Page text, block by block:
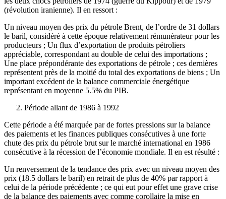
(révolution iranienne). Il en ressort :
Un niveau moyen des prix du pétrole Brent, de l’ordre de 31 dollars
le baril, considéré à cette époque relativement rémunérateur pour les
producteurs ; Un flux d’exportation de produits pétroliers
appréciable, correspondant au double de celui des importations ;
Une place prépondérante des exportations de pétrole ; ces dernières
représentent près de la moitié du total des exportations de biens ; Un
important excédent de la balance commerciale énergétique
représentant en moyenne 5.5% du PIB.
Période allant de 1986 à 1992
Cette période a été marquée par de fortes pressions sur la balance
des paiements et les finances publiques consécutives à une forte
chute des prix du pétrole brut sur le marché international en 1986
consécutive à la récession de l’économie mondiale. Il en est résulté :
Un renversement de la tendance des prix avec un niveau moyen des
prix (18.5 dollars le baril) en retrait de plus de 40% par rapport à
celui de la période précédente ; ce qui eut pour effet une grave crise
de la balance des paiements avec comme corollaire la mise en